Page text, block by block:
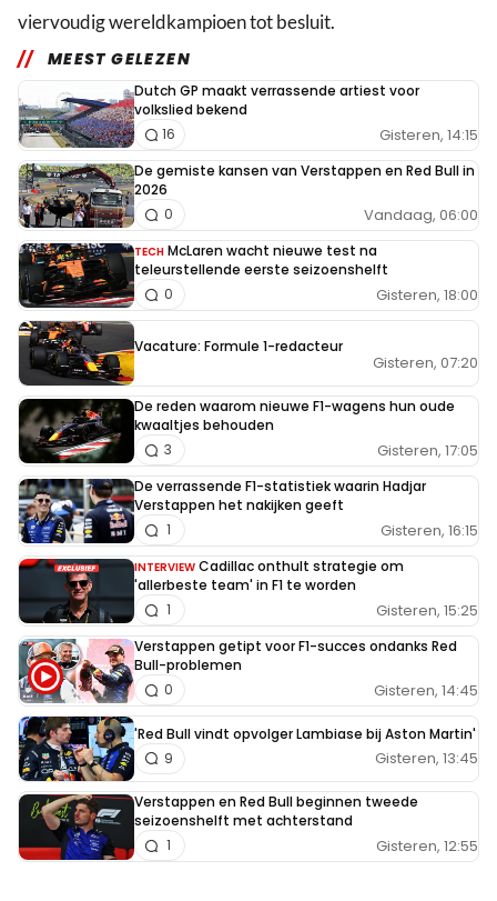
viervoudig wereldkampioen tot besluit.
MEEST GELEZEN
Dutch GP maakt verrassende artiest voor
volkslied bekend
Gisteren, 14:15
16
De gemiste kansen van Verstappen en Red Bull in
2026
Vandaag, 06:00
0
TECH McLaren wacht nieuwe test na
teleurstellende eerste seizoenshelft
Gisteren, 18:00
0
Vacature: Formule 1-redacteur
Gisteren, 07:20
De reden waarom nieuwe F1-wagens hun oude
kwaaltjes behouden
Gisteren, 17:05
3
De verrassende F1-statistiek waarin Hadjar
Verstappen het nakijken geeft
Gisteren, 16:15
1
INTERVIEW Cadillac onthult strategie om
'allerbeste team' in F1 te worden
Gisteren, 15:25
1
Verstappen getipt voor F1-succes ondanks Red
Bull-problemen
Gisteren, 14:45
0
'Red Bull vindt opvolger Lambiase bij Aston Martin'
Gisteren, 13:45
9
Verstappen en Red Bull beginnen tweede
seizoenshelft met achterstand
Gisteren, 12:55
1